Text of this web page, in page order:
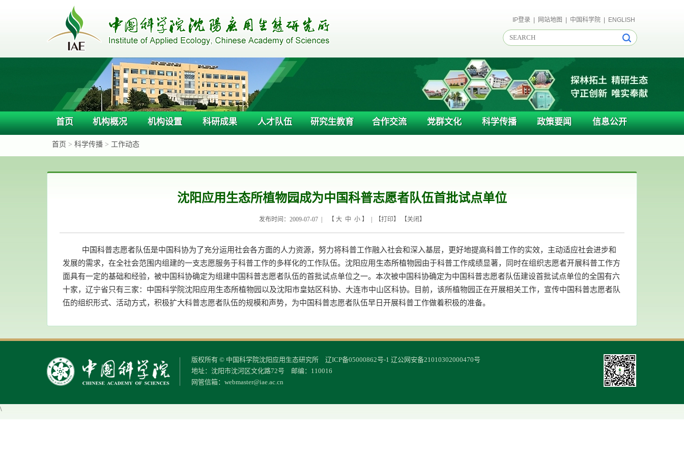
IP登录| 网站地图 中国科学院| ENGLISH
首页 机构概况 机构设置 科研成果 人才队伍 研究生教育 合作交流 党群文化 科学传播 政策要闻 信息公开
首页 > 科学传播 > 工作动态
沈阳应用生态所植物园成为中国科普志愿者队伍首批试点单位
发布时间：2009-07-07 | 【 大 中 小】 | 【打印】 【关闭 】
中国科普志愿者队伍是中国科协为了充分运用社会各方面的人力资源，努力将科普工作融入社会和深入基层，更好地提高科普工作的实效，主动适应社会进步和
发展的需求，在全社会范围内组建的一支志愿服务于科普工作的多样化的工作队伍。沈阳应用 生态所植物园由于科普工作成绩显著，同时在组织志愿者开展科普工作方
面具有一定的基础和经验，被中国科协确定为组建中国科普志愿者队伍的首批试点单位之一。本次被中国科协确定为中国科普志愿者队伍建设首批试点单位的全国有六
十家，辽宁省只有三家：中国科学院沈阳应用 生态所植物园以及沈阳市皇姑区科协、大连市中山区科协。目前，该所植物园正在开展相关工作，宣传中国科普志愿者队
伍的组织形式、活动方式，积极扩大科普志愿者队伍的规模和声势，为中国科普志愿者队伍早日开展科普工作做着积极的准备。
版权所有 © 中国科学院沈阳应用生态研究所 辽ICP备05000862号-1 辽公网安备21010302000470号
地址：沈阳市沈河区文化路72号 邮编：110016
网管信箱： webmaster@iae.ac.cn
\